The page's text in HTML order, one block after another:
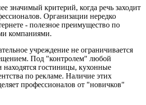
значимый критерий, когда речь заходит
Организации нередко
- полезное преимущество по
компаниями.
учреждение не ограничивается
Под "контролем" любой
гостиницы, кухонные
по рекламе. Наличие этих
профессионалов от "новичков"